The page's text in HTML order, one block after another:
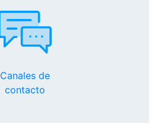
Canales de
contacto